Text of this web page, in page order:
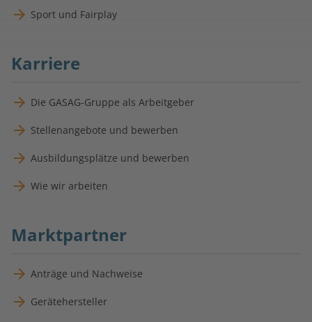
Sport und Fairplay
Karriere
Die GASAG-Gruppe als Arbeitgeber
Stellenangebote und bewerben
Ausbildungsplätze und bewerben
Wie wir arbeiten
Marktpartner
Anträge und Nachweise
Gerätehersteller